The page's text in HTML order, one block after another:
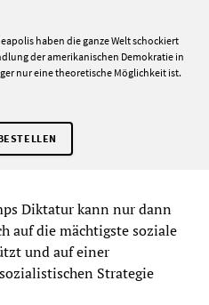
haben die ganze Welt schockiert
der amerikanischen Demokratie in
nur eine theoretische Möglichkeit ist.
Diktatur kann nur dann
auf die mächtigste soziale
und auf einer
Strategie